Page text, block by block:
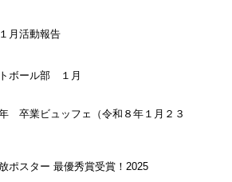
月活動報告
ボール部 １月
卒業ビュッフェ（令和８年１月２３
ポスター 最優秀賞受賞！2025